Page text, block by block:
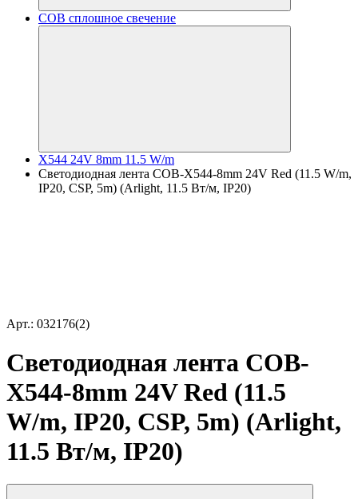
COB сплошное свечение
X544 24V 8mm 11.5 W/m
Светодиодная лента COB-X544-8mm 24V Red (11.5 W/m,
IP20, CSP, 5m) (Arlight, 11.5 Вт/м, IP20)
Арт.: 032176(2)
Светодиодная лента COB-
X544-8mm 24V Red (11.5
W/m, IP20, CSP, 5m) (Arlight,
11.5 Вт/м, IP20)